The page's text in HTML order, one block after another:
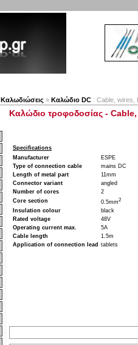
Καλωδιώσεις » Καλώδιο DC : Cable, wires,
Καλώδιο τροφοδοσίας -
Specifications
Manufacturer
ESPE
Type of connection cable
mains DC
Length of metal part
11mm
Connector variant
angled
Number of cores
2
Core section
0.5mm2
Insulation colour
black
Rated voltage
48V
Operating current max.
5A
Cable length
1.5m
Application of connection lead tablets